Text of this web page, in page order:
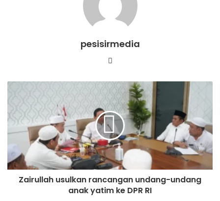
pesisirmedia
Website
Zairullah usulkan rancangan undang-undang
anak yatim ke DPR RI